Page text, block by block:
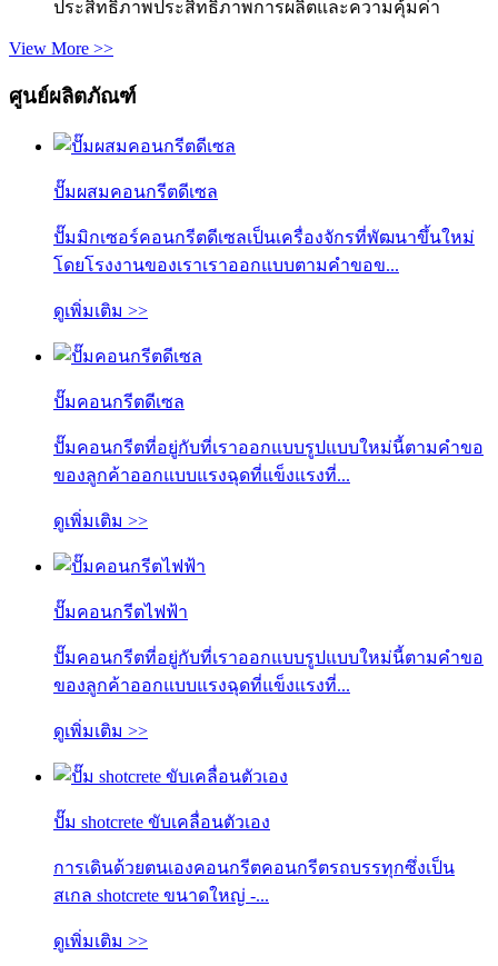
ประสิทธิภาพประสิทธิภาพการผลิตและความคุ้มค่า
View More >>
ศูนย์ผลิตภัณฑ์
ปั๊มผสมคอนกรีตดีเซล
ปั๊มมิกเซอร์คอนกรีตดีเซลเป็นเครื่องจักรที่พัฒนาขึ้นใหม่
โดยโรงงานของเราเราออกแบบตามคำขอข...
ดูเพิ่มเติม >>
ปั๊มคอนกรีตดีเซล
ปั๊มคอนกรีตที่อยู่กับที่เราออกแบบรูปแบบใหม่นี้ตามคำขอ
ของลูกค้าออกแบบแรงฉุดที่แข็งแรงที่...
ดูเพิ่มเติม >>
ปั๊มคอนกรีตไฟฟ้า
ปั๊มคอนกรีตที่อยู่กับที่เราออกแบบรูปแบบใหม่นี้ตามคำขอ
ของลูกค้าออกแบบแรงฉุดที่แข็งแรงที่...
ดูเพิ่มเติม >>
ปั๊ม shotcrete ขับเคลื่อนตัวเอง
การเดินด้วยตนเองคอนกรีตคอนกรีตรถบรรทุกซึ่งเป็น
สเกล shotcrete ขนาดใหญ่ -...
ดูเพิ่มเติม >>